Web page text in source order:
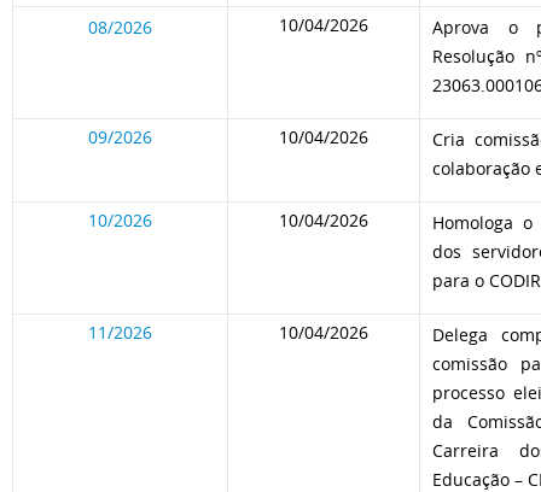
08/2026 10/04/2026
Aprova o
Resolução
09/2026 10/04/2026
Cria
colaboração
10/2026 10/04/2026
Homologa
dos
para o
11/2026 10/04/2026
Delega
comissão
processo
da
Carreira
Educação –